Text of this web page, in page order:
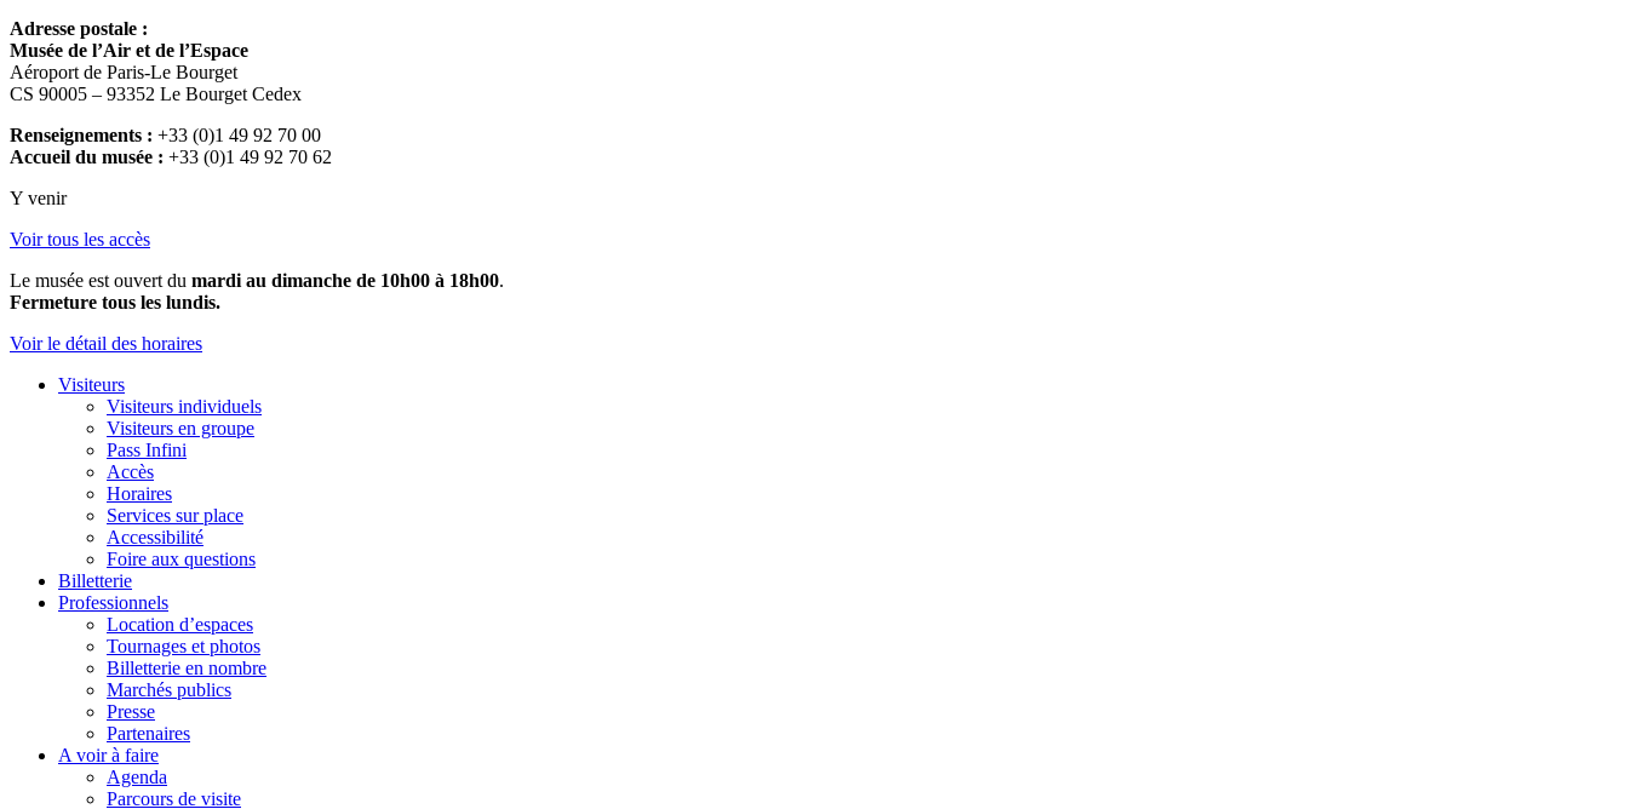
Adresse postale :
Musée de l’Air et de l’Espace
Aéroport de Paris-Le Bourget
CS 90005 – 93352 Le Bourget Cedex
Renseignements : +33 (0)1 49 92 70 00
Accueil du musée : +33 (0)1 49 92 70 62
Y venir
Voir tous les accès
Le musée est ouvert du mardi au dimanche de 10h00 à 18h00.
Fermeture tous les lundis.
Voir le détail des horaires
Visiteurs
Visiteurs individuels
Visiteurs en groupe
Pass Infini
Accès
Horaires
Services sur place
Accessibilité
Foire aux questions
Billetterie
Professionnels
Location d’espaces
Tournages et photos
Billetterie en nombre
Marchés publics
Presse
Partenaires
A voir à faire
Agenda
Parcours de visite